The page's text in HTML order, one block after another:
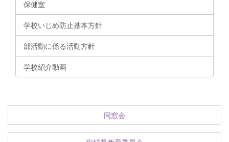
保健室
学校いじめ防止基本方針
部活動に係る活動方針
学校紹介動画
同窓会